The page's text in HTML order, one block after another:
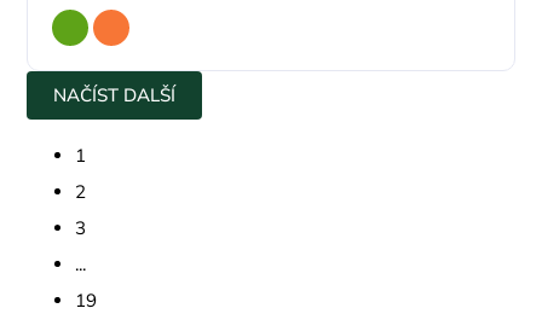
NAČÍST DALŠÍ
1
2
3
...
19